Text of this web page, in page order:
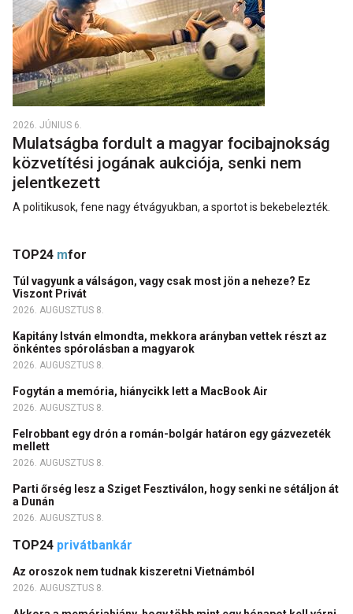
2026. JÚNIUS 6.
Mulatságba fordult a magyar focibajnokság
közvetítési jogának aukciója, senki nem
jelentkezett
A politikusok, fene nagy étvágyukban, a sportot is bekebelezték.
TOP24 mfor
Túl vagyunk a válságon, vagy csak most jön a neheze? Ez
Viszont Privát
2026. AUGUSZTUS 8.
Kapitány István elmondta, mekkora arányban vettek részt az
önkéntes spórolásban a magyarok
2026. AUGUSZTUS 8.
Fogytán a memória, hiánycikk lett a MacBook Air
2026. AUGUSZTUS 8.
Felrobbant egy drón a román-bolgár határon egy gázvezeték
mellett
2026. AUGUSZTUS 8.
Parti őrség lesz a Sziget Fesztiválon, hogy senki ne sétáljon át
a Dunán
2026. AUGUSZTUS 8.
TOP24 privátbankár
Az oroszok nem tudnak kiszeretni Vietnámból
2026. AUGUSZTUS 8.